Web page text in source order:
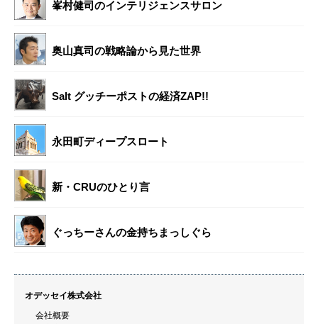
峯村健司のインテリジェンスサロン
奥山真司の戦略論から見た世界
Salt グッチーポストの経済ZAP!!
永田町ディープスロート
新・CRUのひとり言
ぐっちーさんの金持ちまっしぐら
オデッセイ株式会社
会社概要